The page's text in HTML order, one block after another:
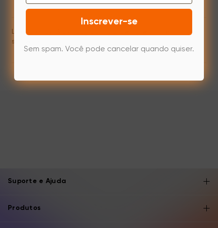
Line latency/Brush Lag during drawing with the
software.
Suporte e Ajuda
Produtos
Inscrever-se
Sem spam. Você pode cancelar quando quiser.